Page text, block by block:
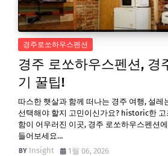
경주로쏘하우스펜션
경주 로쏘하우스펜션, 경
기 꿀팁!
따스한 햇살과 함께 떠나는 경주 여행, 설레
선택해야 할지 고민이신가요? historic한
함이 어우러진 이곳, 경주 로쏘하우스펜션
들어보세요…
Insight
1월 06, 2026